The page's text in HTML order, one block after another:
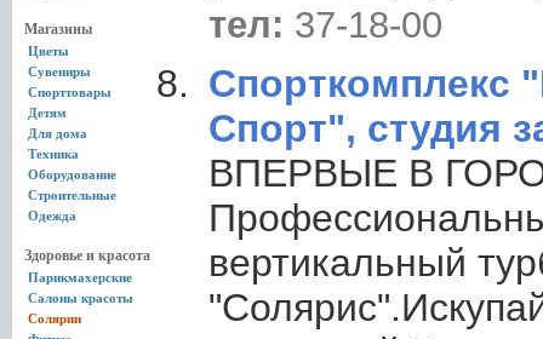
Магазины
Цветы
Сувениры
Спорттовары
Детям
Для дома
Техника
Оборудование
Строительные
Одежда
Здоровье и красота
Парикмахерские
Салоны красоты
Солярии
тел: 37-18-00
Спорткомплекс
Спорт", студия
ВПЕРВЫЕ В
вертикальный